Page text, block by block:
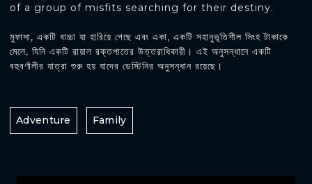
of a group of misfits searching for their destiny.
মুফাসা, একটি বাচ্চা যা হারিয়ে গেছে এবং একা, একটি সহানুভূতিশীল সিংহ টাকাকে
মেলে, যিনি একটি রায়াল রক্তপাতের উত্তরাধিকারী। এই অনুসন্ধানে একটি
বহুবর্ণালীর যাত্রা শুরু হয় যাদের ডেস্টিনির অনুসন্ধান রয়েছে।
Adventure Family